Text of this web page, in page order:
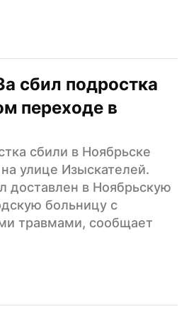
сбил подростка
переходе в
сбили в Ноябрьске
улице Изыскателей.
доставлен в Ноябрьскую
больницу с
травмами, сообщает